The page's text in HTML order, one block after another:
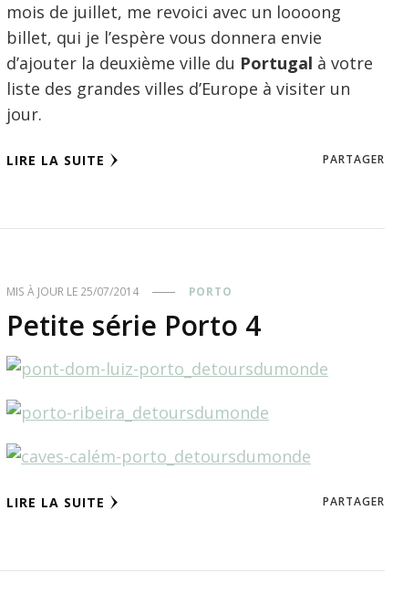
mois de juillet, me revoici avec un loooong
billet, qui je l’espère vous donnera envie
d’ajouter la deuxième ville du Portugal à votre
liste des grandes villes d’Europe à visiter un
jour.
LIRE LA SUITE PARTAGER
MIS À JOUR LE 25/07/2014 PORTO
Petite série Porto 4
LIRE LA SUITE PARTAGER